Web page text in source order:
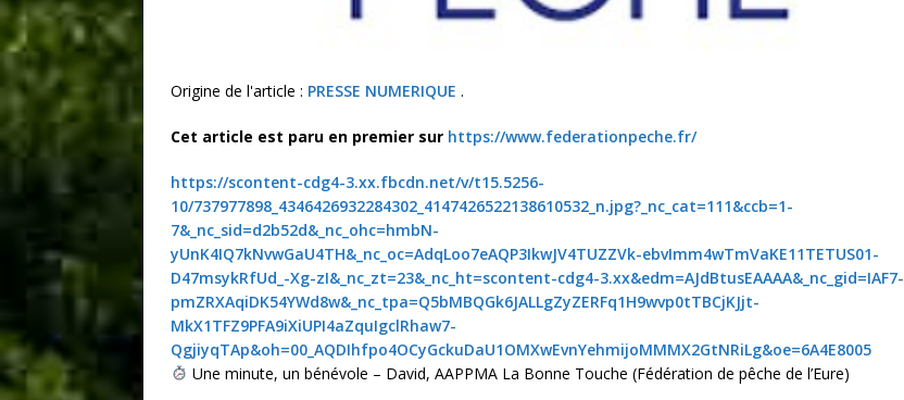
Origine de l'article : PRESSE NUMERIQUE .
Cet article est paru en premier sur https://www.federationpeche.fr/
https://scontent-cdg4-3.xx.fbcdn.net/v/t15.5256-
10/737977898_4346426932284302_4147426522138610532_n.jpg?_nc_cat=111&ccb=1-
7&_nc_sid=d2b52d&_nc_ohc=hmbN-
yUnK4IQ7kNvwGaU4TH&_nc_oc=AdqLoo7eAQP3IkwJV4TUZZVk-ebvImm4wTmVaKE11TETUS01-
D47msykRfUd_-Xg-zI&_nc_zt=23&_nc_ht=scontent-cdg4-3.xx&edm=AJdBtusEAAAA&_nc_gid=IAF7-
pmZRXAqiDK54YWd8w&_nc_tpa=Q5bMBQGk6JALLgZyZERFq1H9wvp0tTBCjKJjt-
MkX1TFZ9PFA9iXiUPI4aZquIgclRhaw7-
QgjiyqTAp&oh=00_AQDIhfpo4OCyGckuDaU1OMXwEvnYehmijoMMMX2GtNRiLg&oe=6A4E8005
Une minute, un bénévole – David, AAPPMA La Bonne Touche (Fédération de pêche de l’Eure)